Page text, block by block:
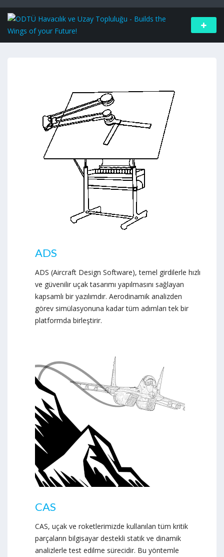
ADS
ADS (Aircraft Design Software), temel girdilerle hızlı
ve güvenilir uçak tasarımı yapılmasını sağlayan
kapsamlı bir yazılımdır. Aerodinamik analizden
görev simülasyonuna kadar tüm adımları tek bir
platformda birleştirir.
CAS
CAS, uçak ve roketlerimizde kullanılan tüm kritik
parçaların bilgisayar destekli statik ve dinamik
analizlerle test edilme sürecidir. Bu yöntemle